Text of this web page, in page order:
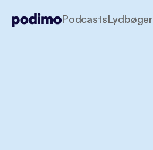
PodcastsLydbøger